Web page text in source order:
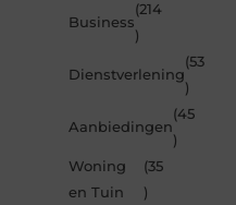
Business
(214
)
Dienstverlening
(53
)
Aanbiedingen
(45
)
Woning
en Tuin
(35
)